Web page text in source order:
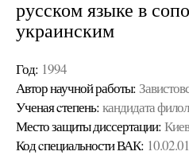
русском языке в
украинским
Год: 1994
Автор научной работы:
Ученая cтепень: кандидата
Место защиты диссертации: Киев
Код cпециальности ВАК: 10.02.01